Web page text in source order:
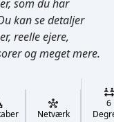
som du har
kan se detaljer
reelle ejere,
og meget mere.
Netværk
6